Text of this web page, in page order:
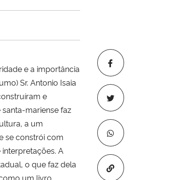
Copiar para
e a importância
Sr. Antonio Isaia
e
mariense faz
a um
se constrói com
A
o que faz dela
um livro